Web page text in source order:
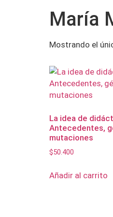
María
Mostrando el
La idea de
Antecedentes,
mutaciones
$50.400
Añadir al carrito